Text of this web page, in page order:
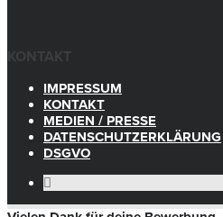
KONTAKT
IMPRESSUM
KONTAKT
MEDIEN / PRESSE
DATENSCHUTZERKLÄRUNG
DSGVO